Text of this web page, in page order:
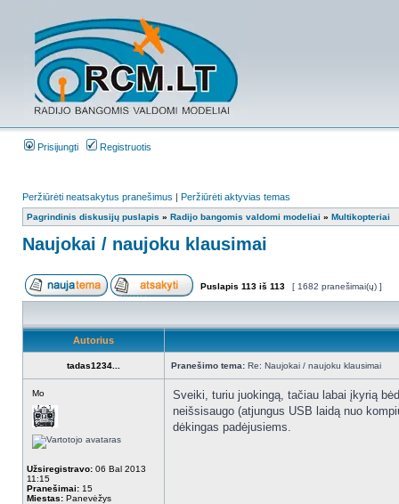
Prisijungti Registruotis
Peržiūrėti neatsakytus pranešimus | Peržiūrėti aktyvias temas
Pagrindinis diskusijų puslapis » Radijo bangomis valdomi modeliai » Multikopteriai
Naujokai / naujoku klausimai
Puslapis 113 iš 113 [ 1682 pranešimai(ų) ]
Autorius
tadas1234... Pranešimo tema: Re: Naujokai / naujoku klausimai
Mo
Užsiregistravo: 06 Bal 2013
11:15
Pranešimai: 15
Miestas: Panevėžys
Sveiki, turiu juokingą, tačiau labai įkyrią
neišsisaugo (atjungus USB laidą nuo
dėkingas padėjusiems.